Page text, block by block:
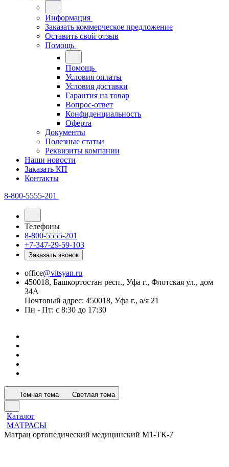
Информация
Заказать коммерческое предложение
Оставить свой отзыв
Помощь
Помощь
Условия оплаты
Условия доставки
Гарантия на товар
Вопрос-ответ
Конфиденциальность
Оферта
Документы
Полезные статьи
Реквизиты компании
Наши новости
Заказать КП
Контакты
8-800-5555-201
Телефоны
8-800-5555-201
+7-347-29-59-103
Заказать звонок
office@vitsyan.ru
450018, Башкортостан респ., Уфа г., Флотская ул., дом
34А
Почтовый адрес: 450018, Уфа г., а/я 21
Пн - Пт: с 8:30 до 17:30
Темная тема Светлая тема
Каталог
МАТРАСЫ
Матрац ортопедический медицинский М1-ТК-7